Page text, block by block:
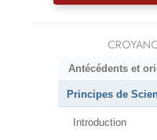
Antécédents et
Principes de
Introduction